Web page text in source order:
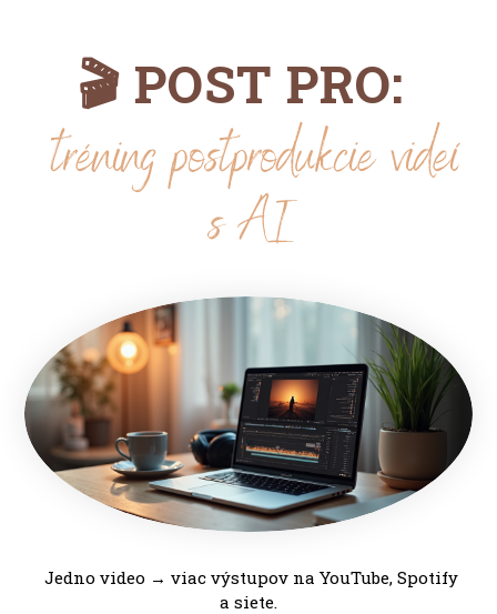
🎬 POST PRO:
tréning postprodukcie videí
s AI
Jedno video → viac výstupov na YouTube, Spotify
a siete.